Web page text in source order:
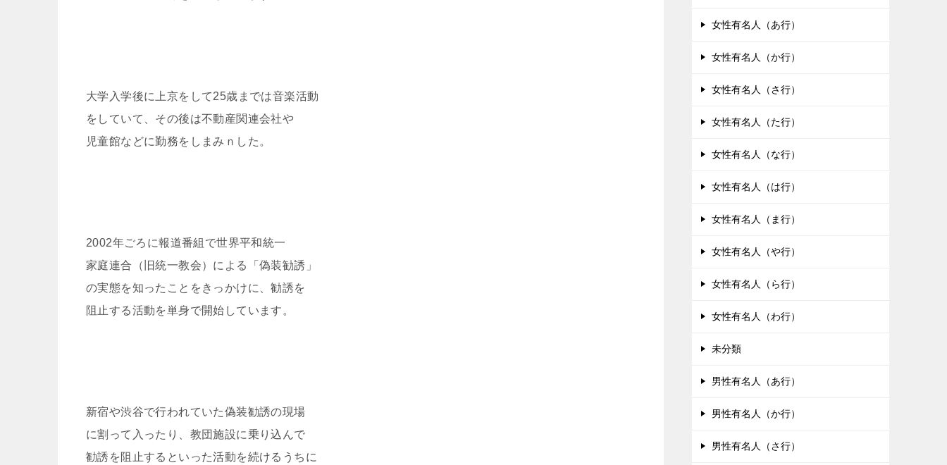
大学入学後に上京をして25歳までは音楽活動
をしていて、その後は不動産関連会社や
児童館などに勤務をしまみｎした。
2002年ごろに報道番組で世界平和統一
家庭連合（旧統一教会）による「偽装勧誘」
の実態を知ったことをきっかけに、勧誘を
阻止する活動を単身で開始しています。
新宿や渋谷で行われていた偽装勧誘の現場
に割って入ったり、教団施設に乗り込んで
勧誘を阻止するといった活動を続けるうちに
女性有名人（あ行）
女性有名人（か行）
女性有名人（さ行）
女性有名人（た行）
女性有名人（な行）
女性有名人（は行）
女性有名人（ま行）
女性有名人（や行）
女性有名人（ら行）
女性有名人（わ行）
未分類
男性有名人（あ行）
男性有名人（か行）
男性有名人（さ行）